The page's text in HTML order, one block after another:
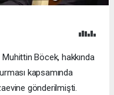
Böcek, hakkında
kapsamında
gönderilmişti.